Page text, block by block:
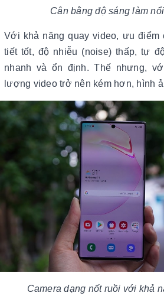
Cân bằng độ sáng làm
Với khả năng quay video, ưu điểm
tiết tốt, độ nhiễu (noise) thấp, tự
nhanh và ổn định. Thế nhưng,
lượng video trở nên kém hơn, hình
Camera dạng nốt ruồi với khả